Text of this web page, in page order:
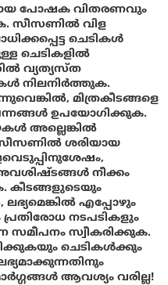
പോഷക വിതരണവും
സീസണിൽ വിള
ചെടികൾ
ചെടികളിൽ
വ്യത്യസ്ത
നിലനിർത്തുക.
മിത്രകീടങ്ങളെ
ഉപയോഗിക്കുക.
അല്ലെങ്കിൽ
സീസണിൽ ശരിയായ
നീക്കം
കീടങ്ങളുടെയും
എപ്പോഴും
നടപടികളും
സമീപനം സ്വീകരിക്കുക.
ചെടികൾക്കും
ആവശ്യം വരില്ല!